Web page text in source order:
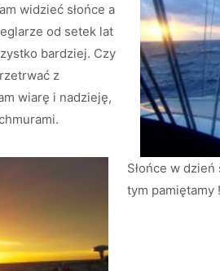
widzieć słońce a
od setek lat
bardziej. Czy
z
wiarę i nadzieję,
Słońce w
tym pamiętamy !